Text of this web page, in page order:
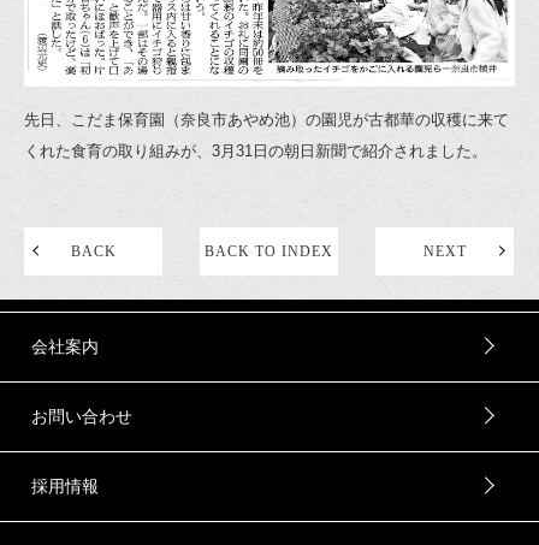
先日、こだま保育園（奈良市あやめ池）の園児が古都華の収穫に来て
くれた食育の取り組みが、3月31日の朝日新聞で紹介されました。
BACK BACK TO INDEX NEXT
会社案内
お問い合わせ
採用情報